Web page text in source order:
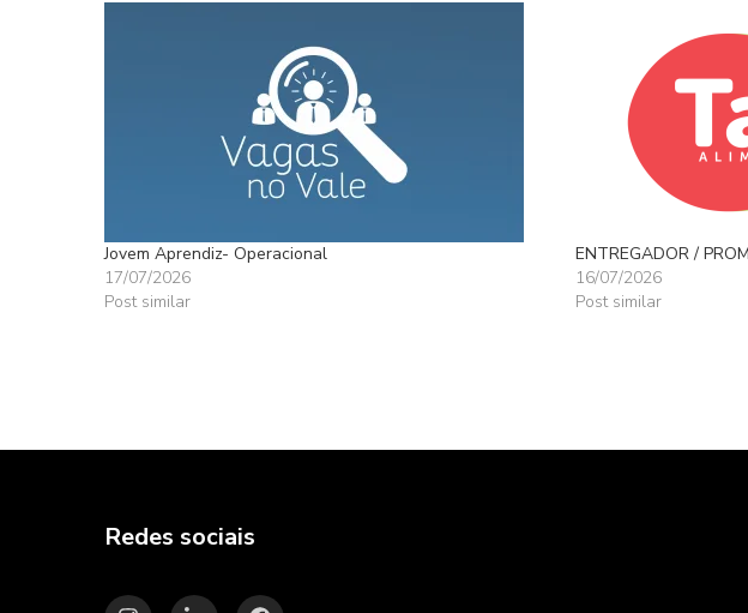
Jovem Aprendiz- Operacional
17/07/2026
Post similar
ENTREGADOR /
16/07/2026
Post similar
Redes sociais